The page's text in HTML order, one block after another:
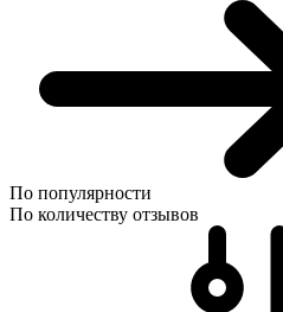
По популярности
По количеству отзывов